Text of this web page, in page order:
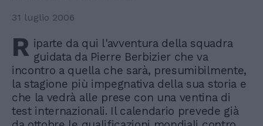
31 luglio 2006
R iparte da qui l'avventura della squadra
guidata da Pierre Berbizier che va
incontro a quella che sarà, presumibilmente,
la stagione più impegnativa della sua storia e
che la vedrà alle prese con una ventina di
test internazionali. Il calendario prevede già